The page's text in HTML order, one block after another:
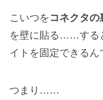
こいつをコネクタの
を壁に貼る……する
イトを固定できるん
つまり……